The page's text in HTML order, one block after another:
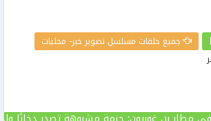
جميع حلقات مسلسل تصوير خبر- محليات